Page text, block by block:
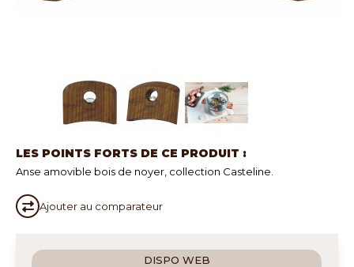
LES POINTS FORTS DE CE PRODUIT :
Anse amovible bois de noyer, collection Casteline.
Ajouter au comparateur
DISPO WEB